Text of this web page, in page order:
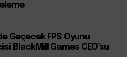
Geçecek FPS Oyunu
BlackMill Games CEO’su